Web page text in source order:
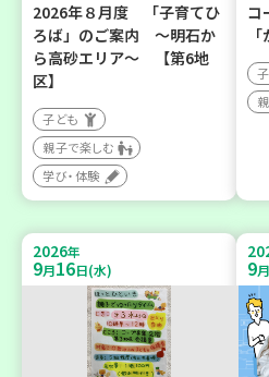
2026年８月度 「子育てひ
ろば」のご案内 ～明石か
ら高砂エリア～ 【第6地
区】
子ども
親子で楽しむ
学び・体験
コ
2026年
9月16日(水) 9月